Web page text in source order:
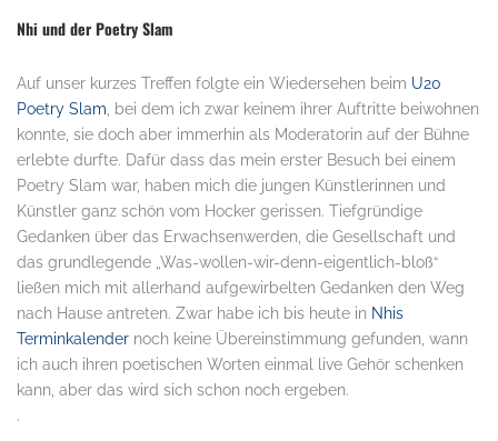
Nhi und der Poetry Slam
Auf unser kurzes Treffen folgte ein Wiedersehen beim U20
Poetry Slam , bei dem ich zwar keinem ihrer Auftritte beiwohnen
konnte, sie doch aber immerhin als Moderatorin auf der Bühne
erlebte durfte. Dafür dass das mein erster Besuch bei einem
Poetry Slam war, haben mich die jungen Künstlerinnen und
Künstler ganz schön vom Hocker gerissen. Tiefgründige
Gedanken über das Erwachsenwerden, die Gesellschaft und
das grundlegende „Was-wollen-wir-denn-eigentlich-bloß“
ließen mich mit allerhand aufgewirbelten Gedanken den Weg
nach Hause antreten. Zwar habe ich bis heute in Nhis
Terminkalender noch keine Übereinstimmung gefunden, wann
ich auch ihren poetischen Worten einmal live Gehör schenken
kann, aber das wird sich schon noch ergeben.
.